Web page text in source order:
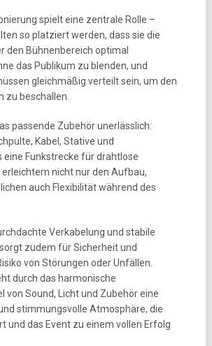
spielt eine zentrale Rolle –
so platziert werden, dass sie die
den Bühnenbereich optimal
das Publikum zu blenden, und
gleichmäßig verteilt sein, um den
zu beschallen.
passende Zubehör unerlässlich:
Kabel, Stative und
eine Funkstrecke für drahtlose
nicht nur den Aufbau,
auch Flexibilität während des
Verkabelung und stabile
zudem für Sicherheit und
von Störungen oder Unfällen.
durch das harmonische
von Sound, Licht und Zubehör eine
stimmungsvolle Atmosphäre, die
und das Event zu einem vollen Erfolg